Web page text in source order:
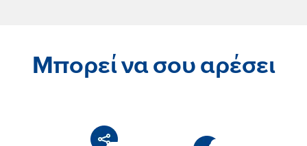
Μπορεί να σου αρέσει